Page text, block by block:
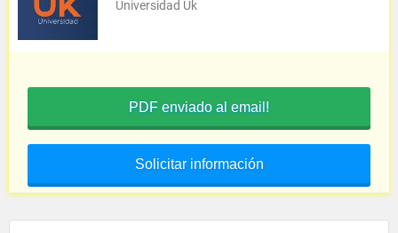
Universidad Uk
PDF enviado al email!
Solicitar información